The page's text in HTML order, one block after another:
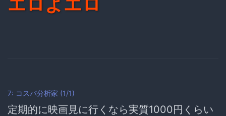
7: コスパ分析家 (1/1)
定期的に映画見に行くなら実質1000円くらい